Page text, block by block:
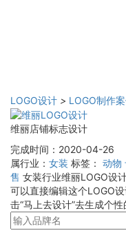
LOGO设计 > LOGO制作
维丽店铺标志设计
完成时间：2020-04-26
属行业： 女装 标签： 动物
售 女装行业维丽LOGO设
可以直接编辑这个LOGO
击“马上去设计”去生成个性